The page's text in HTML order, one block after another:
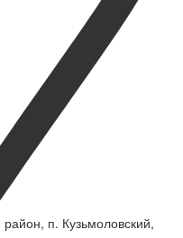
п. Кузьмоловский,